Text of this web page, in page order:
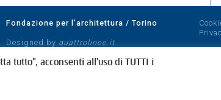
Fondazione per l'architettura / Torino
Designed by quattrolinee.it
tutto", acconsenti all'uso di TUTTI i